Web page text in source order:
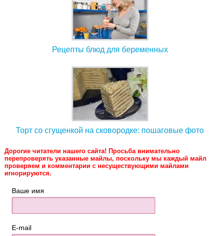
Рецепты блюд для беременных
Торт со сгущенкой на сковородке: пошаговые фото
Дорогие читатели нашего сайта! Просьба внимательно
перепроверять указанные майлы, поскольку мы каждый майл
проверяем и комментарии с несуществующими майлами
игнорируются.
Ваше имя
E-mail